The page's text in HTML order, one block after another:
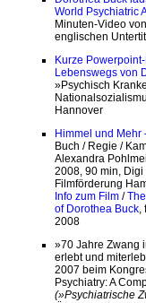
World Psychiatric
Minuten-Video
englischen
Kurze
Lebenswegs von
»Psychisch
Hannover
Himmel und Mehr
Buch / Regie /
Alexandra
2008, 90 min, Digi
Filmförderung
Info zum Film /
of Dorothea Buck
2008
»70 Jahre Zwang
erlebt und
2007 beim
Psychiatry: A
(»Psychiatrische